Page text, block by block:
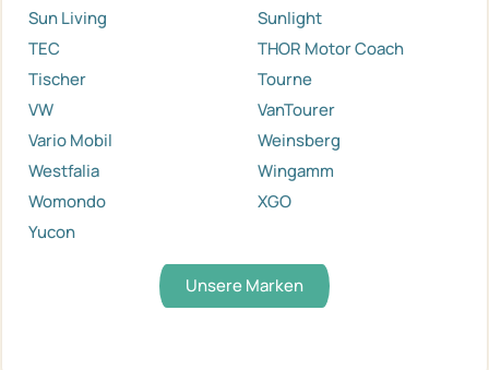
Sun Living
Sunlight
TEC
THOR Motor Coach
Tischer
Tourne
VW
VanTourer
Vario Mobil
Weinsberg
Westfalia
Wingamm
Womondo
XGO
Yucon
Unsere Marken